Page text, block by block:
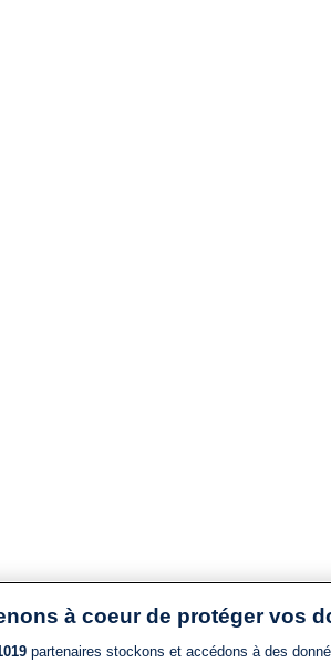
à coeur de protéger vos
partenaires stockons et accédons à des